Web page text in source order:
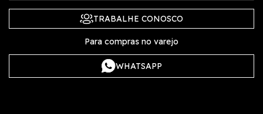
TRABALHE CONOSCO
Para compras no varejo
WHATSAPP